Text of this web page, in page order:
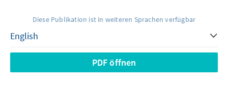
Diese Publikation ist in weiteren Sprachen verfügbar
PDF öffnen